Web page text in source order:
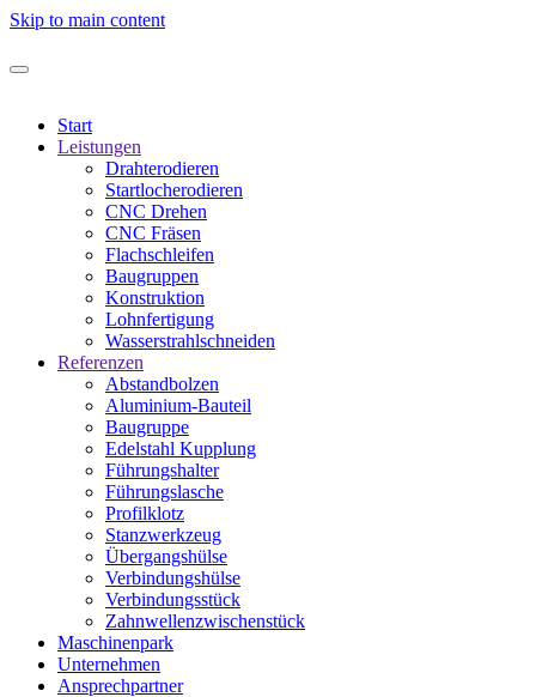
Skip to main content
Start
Leistungen
Drahterodieren
Startlocherodieren
CNC Drehen
CNC Fräsen
Flachschleifen
Baugruppen
Konstruktion
Lohnfertigung
Wasserstrahlschneiden
Referenzen
Abstandbolzen
Aluminium-Bauteil
Baugruppe
Edelstahl Kupplung
Führungshalter
Führungslasche
Profilklotz
Stanzwerkzeug
Übergangshülse
Verbindungshülse
Verbindungsstück
Zahnwellen­zwischenstück
Maschinenpark
Unternehmen
Ansprechpartner